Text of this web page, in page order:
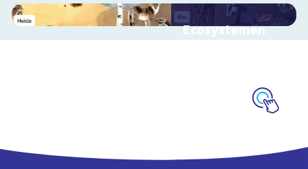
Ecosystemen
Interactieve